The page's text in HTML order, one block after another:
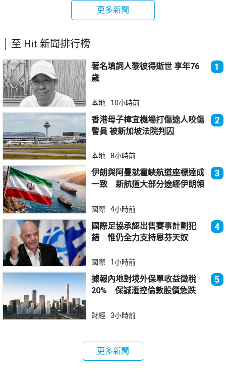
更多新聞
至 Hit 新聞排行榜
著名填詞人黎彼得逝世 享年76
歲
1
本地 10小時前
香港母子樟宜機場打傷途人咬傷
警員 被新加坡法院判囚
2
本地 8小時前
伊朗與阿曼就霍峽航道座標達成
一致 新航道大部分途經伊朗領
3
國際 4小時前
國際足協承認出售賽事計劃犯
錯 惟仍全力支持恩芬天奴
4
國際 1小時前
據報內地對境外保單收益徵稅
20% 保誠滙控倫敦股價急跌
5
財經 3小時前
更多新聞